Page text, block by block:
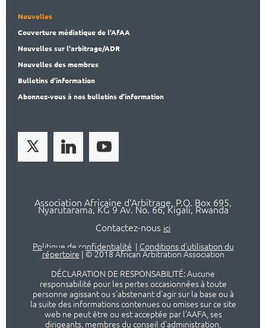
Nouvelles
Couverture médiatique de l'AfAA
Nouvelles sur l'arbitrage/ADR
Nouvelles des membres
Bulletins d'information
Abonnez-vous à nos bulletins d'information
Association Africaine d'Arbitrage, P.O. Box 695,
Nyarutarama, KG 9 Av. No. 66, Kigali, Rwanda
Contactez-nous ici
Politique de confidentialité | Conditions d'utilisation du
répertoire | © 2018 African Arbitration Association
DÉCLARATION DE RESPONSABILITÉ: Aucune
responsabilité pour les pertes occasionnées à toute
personne agissant ou s'abstenant d'agir sur la base ou à
la suite des informations contenues ou omises sur ce site
web ne peut être ou est acceptée par l'AAFA, ses
dirigeants, membres du conseil d'administration,